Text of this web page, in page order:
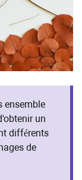
ensemble
un
différents
de